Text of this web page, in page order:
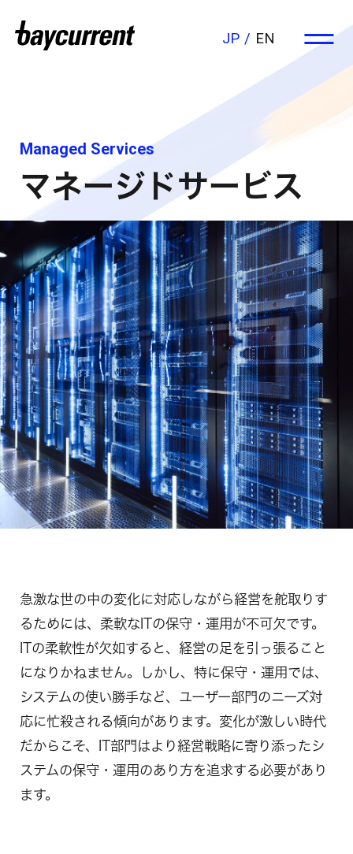
EN
JP
Managed Services
マネージドサービス
急激な世の中の変化に対応しながら経営を舵取りす
るためには、柔軟なITの保守・運用が不可欠です。
ITの柔軟性が欠如すると、経営の足を引っ張ること
になりかねません。しかし、特に保守・運用では、
システムの使い勝手など、ユーザー部門のニーズ対
応に忙殺される傾向があります。変化が激しい時代
だからこそ、IT部門はより経営戦略に寄り添ったシ
ステムの保守・運用のあり方を追求する必要があり
ます。